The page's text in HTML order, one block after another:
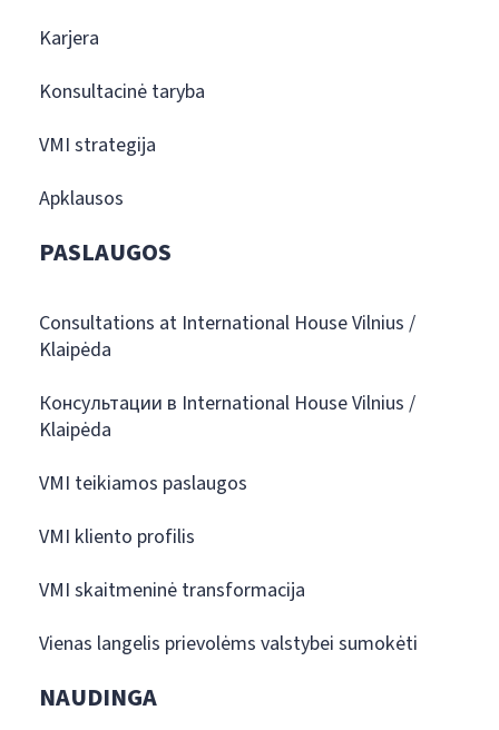
Karjera
Konsultacinė taryba
VMI strategija
Apklausos
PASLAUGOS
Consultations at International House Vilnius /
Klaipėda
Консультации в International House Vilnius /
Klaipėda
VMI teikiamos paslaugos
VMI kliento profilis
VMI skaitmeninė transformacija
Vienas langelis prievolėms valstybei sumokėti
NAUDINGA